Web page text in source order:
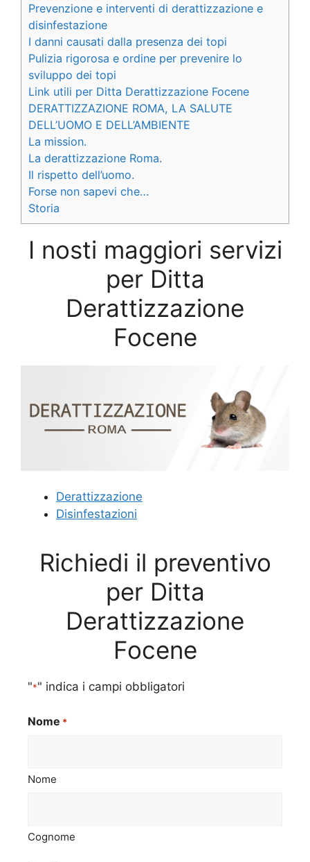
Prevenzione e interventi di derattizzazione e
disinfestazione
I danni causati dalla presenza dei topi
Pulizia rigorosa e ordine per prevenire lo
sviluppo dei topi
Link utili per Ditta Derattizzazione Focene
DERATTIZZAZIONE ROMA, LA SALUTE
DELL’UOMO E DELL’AMBIENTE
La mission.
La derattizzazione Roma.
Il rispetto dell’uomo.
Forse non sapevi che…
Storia
I nosti maggiori servizi
per Ditta
Derattizzazione
Focene
Derattizzazione
Disinfestazioni
Richiedi il preventivo
per Ditta
Derattizzazione
Focene
"*" indica i campi obbligatori
Nome *
Nome
Cognome